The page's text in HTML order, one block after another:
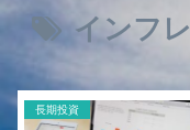
インフレ
長期投資